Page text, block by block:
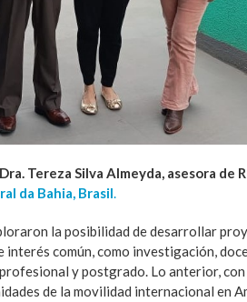
Dra. Tereza Silva Almeyda, asesora de
da Bahia, Brasil.
la posibilidad de desarrollar
común, como investigación,
y postgrado. Lo anterior, con
de la movilidad internacional en